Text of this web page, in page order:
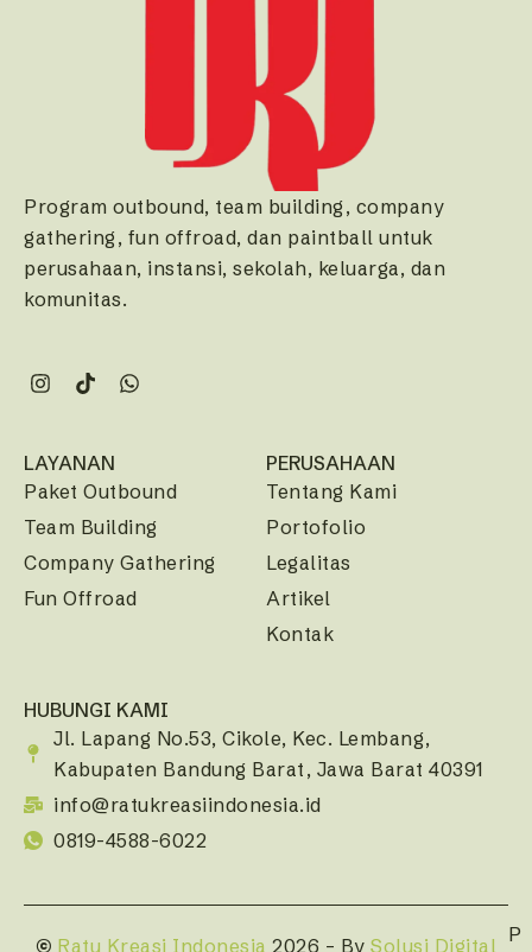
Program outbound, team building, company
gathering, fun offroad, dan paintball untuk
perusahaan, instansi, sekolah, keluarga, dan
komunitas.
LAYANAN
Paket Outbound
Team Building
Company Gathering
Fun Offroad
PERUSAHAAN
Tentang Kami
Portofolio
Legalitas
Artikel
Kontak
HUBUNGI KAMI
Jl. Lapang No.53, Cikole, Kec. Lembang,
Kabupaten Bandung Barat, Jawa Barat 40391
info@ratukreasiindonesia.id
0819-4588-6022
© Ratu Kreasi Indonesia 2026 – By Solusi Digital P